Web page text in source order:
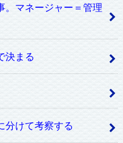
。マネージャー＝管理
決まる
分けて考察する